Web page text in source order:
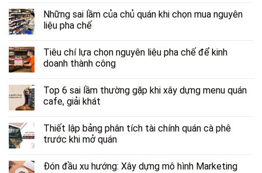
Những sai lầm của chủ quán khi chọn mua nguyên
liệu pha chế
Tiêu chí lựa chọn nguyên liệu pha chế để kinh
doanh thành công
Top 6 sai lầm thường gặp khi xây dựng menu quán
cafe, giải khát
Thiết lập bảng phân tích tài chính quán cà phê
trước khi mở quán
Đón đầu xu hướng: Xây dựng mô hình Marketing